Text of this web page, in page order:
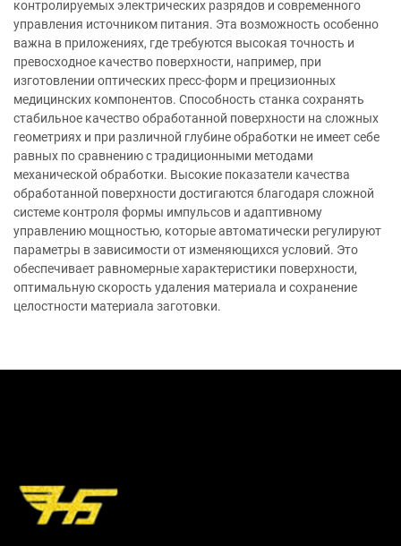
контролируемых электрических разрядов и современного
управления источником питания. Эта возможность особенно
важна в приложениях, где требуются высокая точность и
превосходное качество поверхности, например, при
изготовлении оптических пресс-форм и прецизионных
медицинских компонентов. Способность станка сохранять
стабильное качество обработанной поверхности на сложных
геометриях и при различной глубине обработки не имеет себе
равных по сравнению с традиционными методами
механической обработки. Высокие показатели качества
обработанной поверхности достигаются благодаря сложной
системе контроля формы импульсов и адаптивному
управлению мощностью, которые автоматически регулируют
параметры в зависимости от изменяющихся условий. Это
обеспечивает равномерные характеристики поверхности,
оптимальную скорость удаления материала и сохранение
целостности материала заготовки.